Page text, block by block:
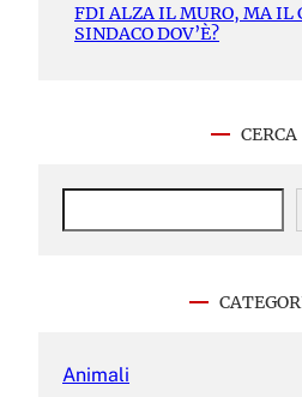
FDI ALZA IL MURO, MA IL
SINDACO DOV’È?
CERCA
S
Animali